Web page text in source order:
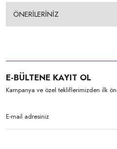
ÖNERİLERİNİZ
E-BÜLTENE KAYIT OL
Kampanya ve özel tekliflerimizden ilk